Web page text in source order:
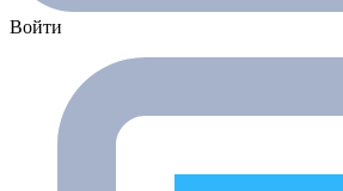
Войти